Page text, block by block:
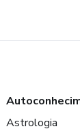
Astrologia